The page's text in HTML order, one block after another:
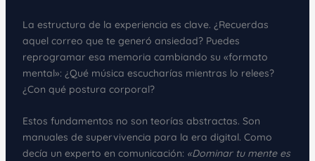
La estructura de la experiencia es clave. ¿Recuerdas
aquel correo que te generó ansiedad? Puedes
reprogramar esa memoria cambiando su «formato
mental»: ¿Qué música escucharías mientras lo relees?
¿Con qué postura corporal?
Estos fundamentos no son teorías abstractas. Son
manuales de supervivencia para la era digital. Como
decía un experto en comunicación: «Dominar tu mente es